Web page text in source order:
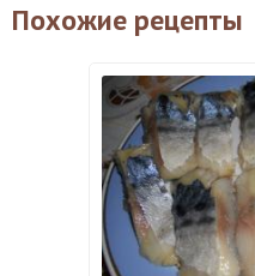
Похожие рецепты